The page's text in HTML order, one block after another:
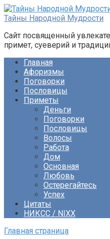
Перейти
к
Тайны Народной Мудрости
Сайт посвященный
примет, суеверий и
Главная
Афоризмы
Поговорки
Пословицы
Приметы
Деньги
Поговорки
Пословицы
Волосы
Работа
Дом
Основная
Любовь
Остерегайтесь
Успех
Цитаты
НИКСС / NIXX
Главная страница